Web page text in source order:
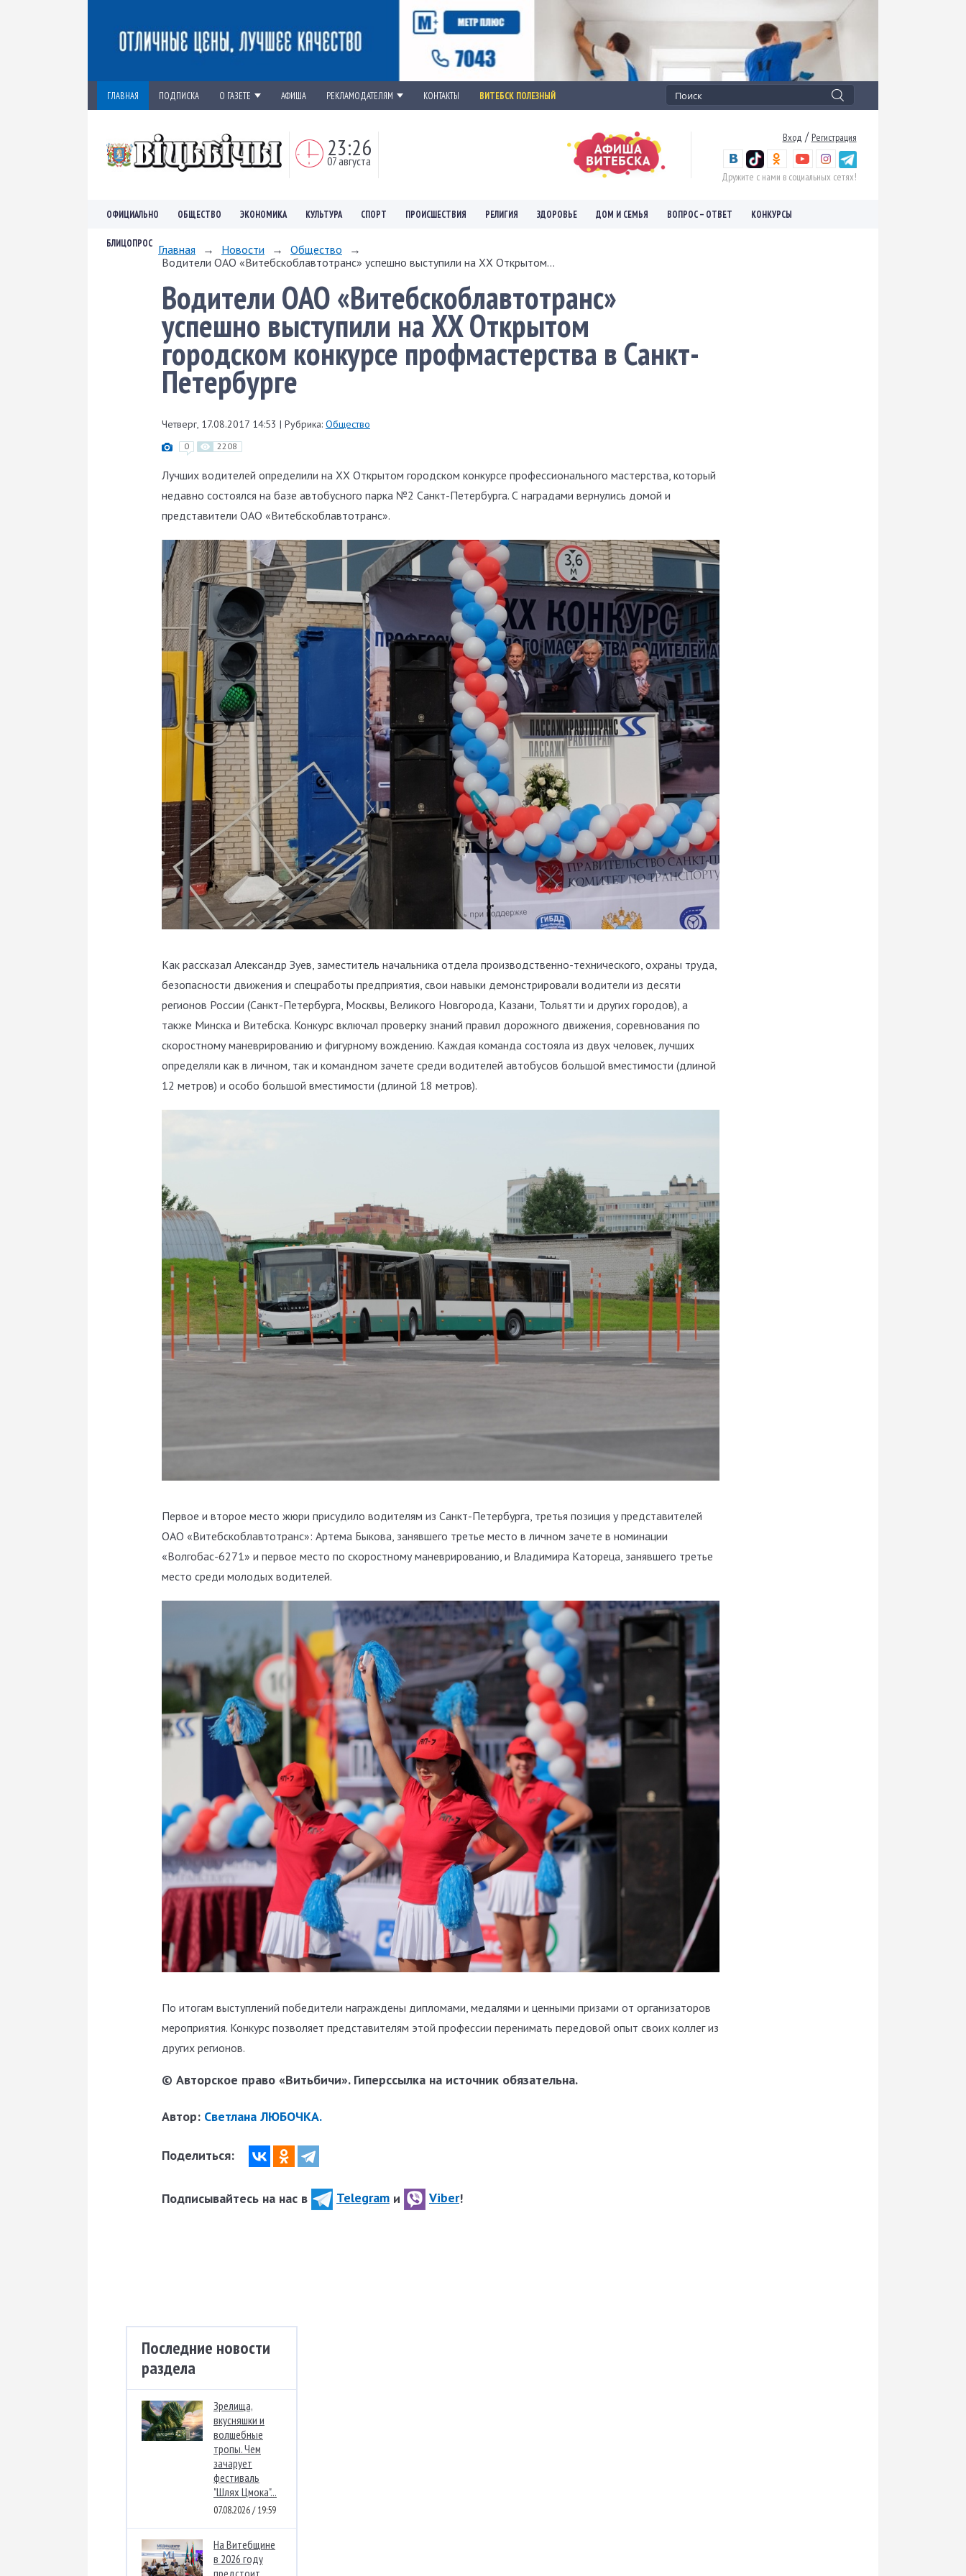
ГЛАВНАЯ ПОДПИСКА О ГАЗЕТЕ АФИША РЕКЛАМОДАТЕЛЯМ КОНТАКТЫ ВИТЕБСК ПОЛЕЗНЫЙ
23:26
07 августа
Вход / Регистрация
Дружите с нами в социальных сетях!
ОФИЦИАЛЬНО ОБЩЕСТВО ЭКОНОМИКА КУЛЬТУРА СПОРТ ПРОИСШЕСТВИЯ РЕЛИГИЯ ЗДОРОВЬЕ ДОМ И СЕМЬЯ ВОПРОС – ОТВЕТ КОНКУРСЫ
БЛИЦОПРОС Главная → Новости → Общество
→
Водители ОАО «Витебскоблавтотранс» успешно выступили на XX Открытом...
Водители ОАО «Витебскоблавтотранс»
успешно выступили на XX Открытом
городском конкурсе профмастерства в Санкт-
Петербурге
Четверг, 17.08.2017 14:53 | Рубрика: Общество
0 2208
Лучших водителей определили на XX Открытом городском конкурсе профессионального мастерства, который
недавно состоялся на базе автобусного парка №2 Санкт-Петербурга. С наградами вернулись домой и
представители ОАО «Витебскоблавтотранс».
Как рассказал Александр Зуев, заместитель начальника отдела производственно-технического, охраны труда,
безопасности движения и спецработы предприятия, свои навыки демонстрировали водители из десяти
регионов России (Санкт-Петербурга, Москвы, Великого Новгорода, Казани, Тольятти и других городов), а
также Минска и Витебска. Конкурс включал проверку знаний правил дорожного движения, соревнования по
скоростному маневрированию и фигурному вождению. Каждая команда состояла из двух человек, лучших
определяли как в личном, так и командном зачете среди водителей автобусов большой вместимости (длиной
12 метров) и особо большой вместимости (длиной 18 метров).
Первое и второе место жюри присудило водителям из Санкт-Петербурга, третья позиция у представителей
ОАО «Витебскоблавтотранс»: Артема Быкова, занявшего третье место в личном зачете в номинации
«Волгобас-6271» и первое место по скоростному маневрированию, и Владимира Катореца, занявшего третье
место среди молодых водителей.
По итогам выступлений победители награждены дипломами, медалями и ценными призами от организаторов
мероприятия. Конкурс позволяет представителям этой профессии перенимать передовой опыт своих коллег из
других регионов.
© Авторское право «Витьбичи». Гиперссылка на источник обязательна.
Автор: Светлана ЛЮБОЧКА.
Поделиться:
Подписывайтесь на нас в Telegram и Viber!
Последние новости
раздела
Зрелища,
вкусняшки и
волшебные
тропы. Чем
зачарует
фестиваль
"Шлях Цмока"...
07.08.2026 / 19:59
На Витебщине
в 2026 году
предстоит